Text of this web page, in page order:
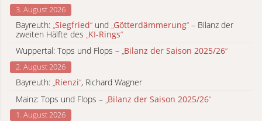
3. August 2026
Bayreuth: „Siegfried“ und „Götterdämmerung“ – Bilanz der
zweiten Hälfte des „KI-Rings“
Wuppertal: Tops und Flops – „Bilanz der Saison 2025/26“
2. August 2026
Bayreuth: „Rienzi“, Richard Wagner
Mainz: Tops und Flops – Bilanz der Saison 2025/26“
1. August 2026